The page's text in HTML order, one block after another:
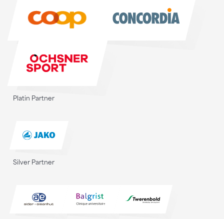
Platin Partner
Silver Partner